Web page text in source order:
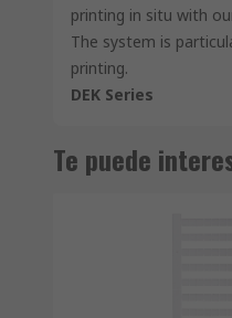
printing in situ with
The system is
printing.
DEK Series
Te puede